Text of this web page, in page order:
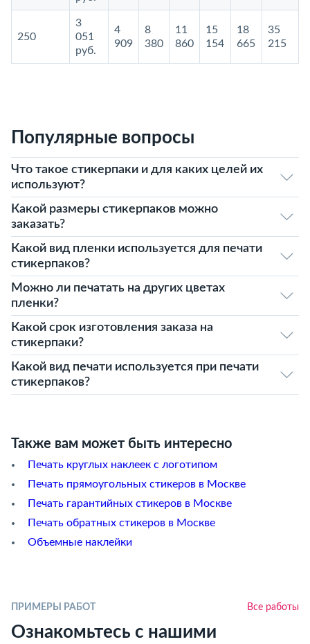
250
3
051
руб.
4
909
8
380
11
860
15
154
18
665
35
215
Популярные вопросы
Что такое стикерпаки и для каких целей их
используют?
Какой размеры стикерпаков можно
заказать?
Какой вид пленки используется для печати
стикерпаков?
Можно ли печатать на других цветах
пленки?
Какой срок изготовления заказа на
стикерпаки?
Какой вид печати используется при печати
стикерпаков?
Также вам может быть интересно
Печать круглых наклеек с логотипом
Печать прямоугольных стикеров в Москве
Печать гарантийных стикеров в Москве
Печать обратных стикеров в Москве
Объемные наклейки
ПРИМЕРЫ РАБОТ Все работы
Ознакомьтесь с нашими